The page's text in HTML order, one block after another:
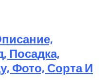
Посадка,
Фото, Сорта И